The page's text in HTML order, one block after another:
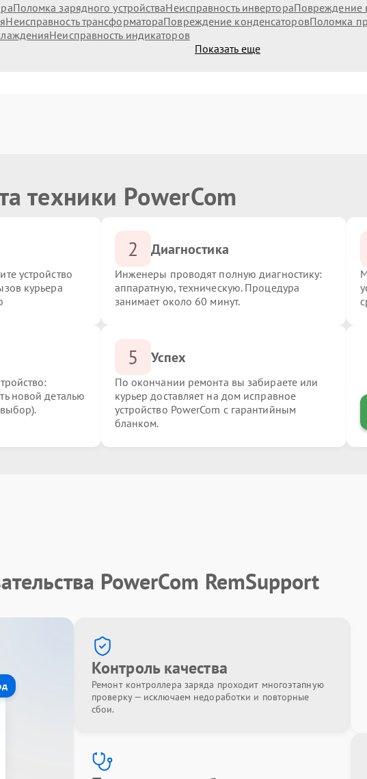
Поломка зарядного устройстваНеисправность инвертораПовреждение
Неисправность трансформатораПовреждение конденсаторовПоломка
Неисправность индикаторов
Показать еще
техники PowerCom
устройство
курьера
2 Диагностика
Инженеры проводят полную диагностику:
аппаратную, техническую. Процедура
занимает около 60 минут.
новой деталью
5 Успех
По окончании ремонта вы забираете или
курьер доставляет на дом исправное
устройство PowerCom с гарантийным
бланком.
PowerCom RemSupport
Контроль качества
Ремонт контроллера заряда проходит многоэтапную
проверку — исключаем недоработки и повторные
сбои.